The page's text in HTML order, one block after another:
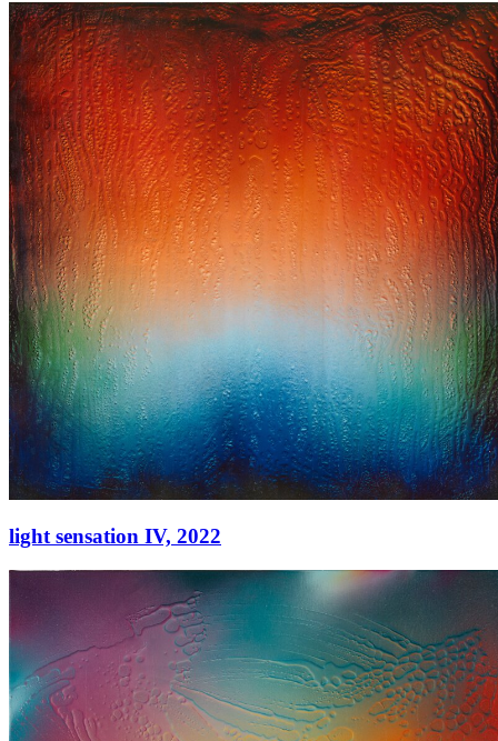
inspire III,2024
Acryl auf Leinwand
210 cm
light sensation IV, 2022
light sensation IV,
Acryl auf Leinwand
145 × 145 cm